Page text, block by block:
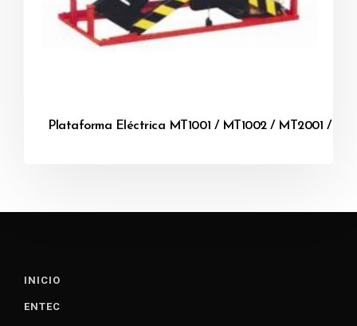
Plataforma Eléctrica MT1001 / MT1002 / MT2001 /
INICIO
ENTEC